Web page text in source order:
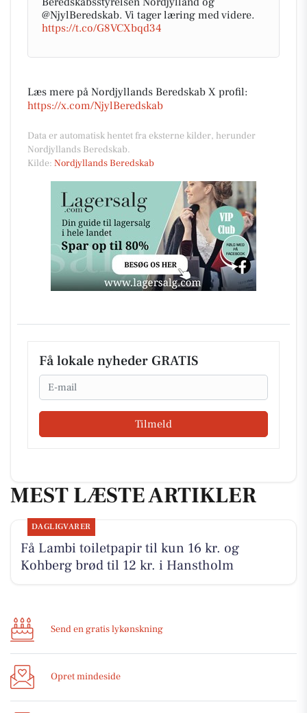
@NjylBeredskab. Vi tager læring med videre.
https://t.co/G8VCXbqd34
Læs mere på Nordjyllands Beredskab X profil:
https://x.com/NjylBeredskab
Data er automatisk hentet fra eksterne kilder, herunder
Nordjyllands Beredskab.
Kilde: Nordjyllands Beredskab
Få lokale nyheder GRATIS
Email
Tilmeld
MEST LÆSTE ARTIKLER
DAGLIGVARER
Få Lambi toiletpapir til kun 16 kr. og
Kohberg brød til 12 kr. i Hanstholm
Send en gratis lykønskning
Opret mindeside